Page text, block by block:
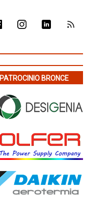
PATROCINIO BRONCE